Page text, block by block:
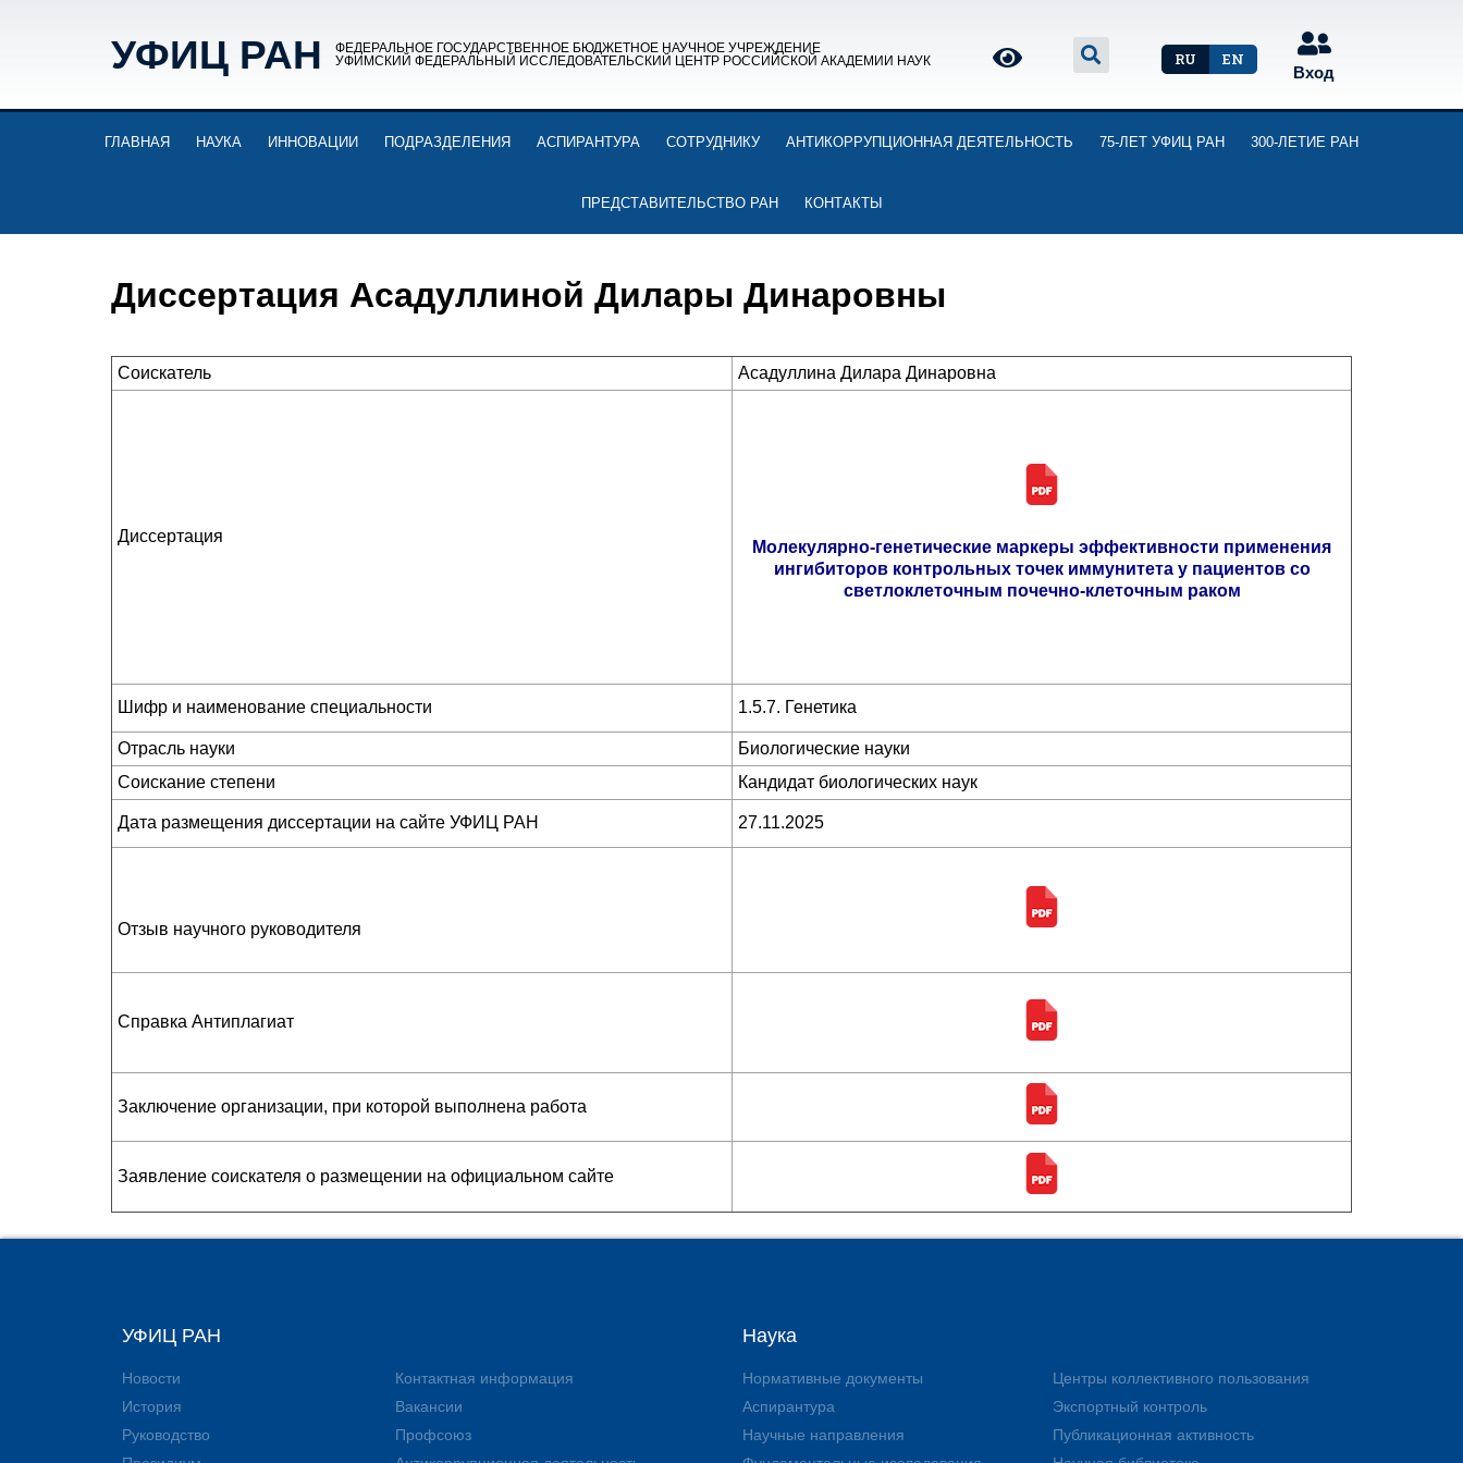
УФИЦ РАН
ФЕДЕРАЛЬНОЕ ГОСУДАРСТВЕННОЕ БЮДЖЕТНОЕ НАУЧНОЕ УЧРЕЖДЕНИЕ
УФИМСКИЙ ФЕДЕРАЛЬНЫЙ ИССЛЕДОВАТЕЛЬСКИЙ ЦЕНТР РОССИЙСКОЙ АКАДЕМИИ НАУК
RU EN
Вход
ГЛАВНАЯ НАУКА ИННОВАЦИИ ПОДРАЗДЕЛЕНИЯ АСПИРАНТУРА СОТРУДНИКУ АНТИКОРРУПЦИОННАЯ ДЕЯТЕЛЬНОСТЬ 75-ЛЕТ УФИЦ РАН 300-ЛЕТИЕ РАН
ПРЕДСТАВИТЕЛЬСТВО РАН КОНТАКТЫ
Диссертация Асадуллиной Дилары Динаровны
Соискатель Асадуллина Дилара Динаровна
Диссертация
Молекулярно-генетические маркеры эффективности применения
ингибиторов контрольных точек иммунитета у пациентов со
светлоклеточным почечно-клеточным раком
Шифр и наименование специальности 1.5.7. Генетика
Отрасль науки
Биологические науки
Соискание степени
Кандидат биологических наук
Дата размещения диссертации на сайте УФИЦ РАН 27.11.2025
Отзыв научного руководителя
Справка Антиплагиат
Заключение организации, при которой выполнена работа
Заявление соискателя о размещении на официальном сайте
УФИЦ РАН
Новости
История
Руководство
Контактная информация
Вакансии
Профсоюз
Наука
Нормативные документы
Аспирантура
Научные направления
Центры коллективного пользования
Экспортный контроль
Публикационная активность